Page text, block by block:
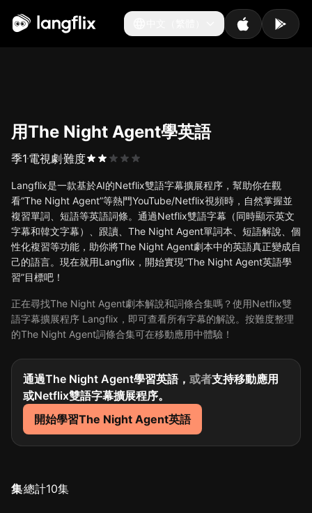
中文（繁體）
用The Night Agent學英語
季1 電視劇難度
Langflix是一款基於AI的Netflix雙語字幕擴展程序，幫助你在觀
看“The Night Agent”等熱門YouTube/Netflix視頻時，自然掌握並
複習單詞、短語等英語詞條。通過Netflix雙語字幕（同時顯示英文
字幕和韓文字幕）、跟讀、The Night Agent單詞本、短語解說、個
性化複習等功能，助你將The Night Agent劇本中的英語真正變成自
己的語言。現在就用Langflix，開始實現“The Night Agent英語學
習”目標吧！
正在尋找The Night Agent劇本解說和詞條合集嗎？使用Netflix雙
語字幕擴展程序 Langflix，即可查看所有字幕的解說。按難度整理
的The Night Agent詞條合集可在移動應用中體驗！
通過The Night Agent學習英語， 或者支持移動應用
或Netflix雙語字幕擴展程序。
開始學習The Night Agent英語
集總計10集